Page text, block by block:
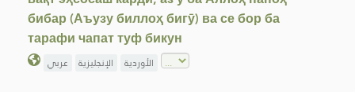
бибар (Аъузу биллоҳ бигӯ) ва се бор ба
тарафи чапат туф бикун
عربي الإنجليزية الأوردية